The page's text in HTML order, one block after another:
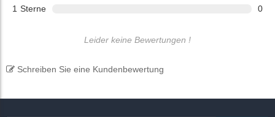
1 Sterne 0
Leider keine Bewertungen !
Schreiben Sie eine Kundenbewertung